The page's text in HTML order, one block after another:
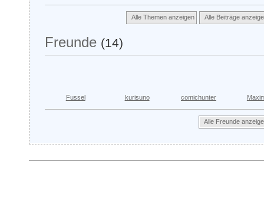
Alle Beiträge
Alle Themen anzeigen
Freunde (14)
Fussel kurisuno comichunter
Alle Freunde